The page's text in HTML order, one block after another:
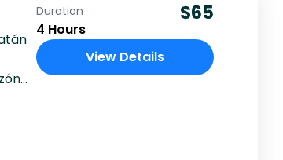
Duration
4 Hours
$65
View Details